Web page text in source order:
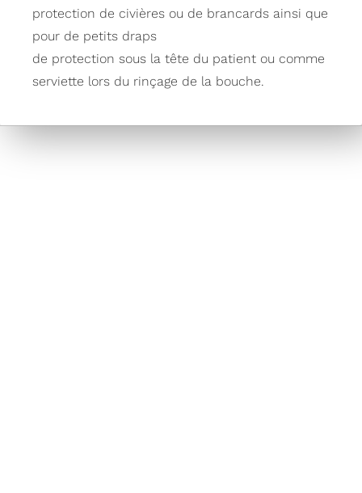
protection de civières ou de brancards ainsi que
pour de petits draps
de protection sous la tête du patient ou comme
serviette lors du rinçage de la bouche.